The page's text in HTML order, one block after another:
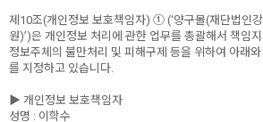
제10조(개인정보 보호책임자) ① (‘양구몰(재단법인
원)’)은 개인정보 처리에 관한 업무를 총괄해서 책임
정보주체의 불만처리 및 피해구제 등을 위하여 아래
를 지정하고 있습니다.
▶ 개인정보 보호책임자
성명 : 이학수